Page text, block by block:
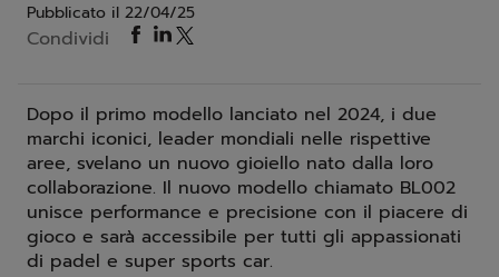
Pubblicato il 22/04/25
Condividi
Dopo il primo modello lanciato nel 2024, i due
marchi iconici, leader mondiali nelle rispettive
aree, svelano un nuovo gioiello nato dalla loro
collaborazione. Il nuovo modello chiamato BL002
unisce performance e precisione con il piacere di
gioco e sarà accessibile per tutti gli appassionati
di padel e super sports car.